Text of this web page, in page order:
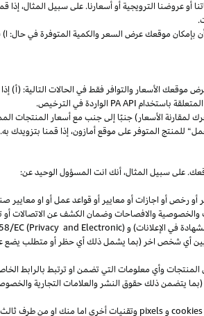
أوعروضنا الترويجيةأوأسعارنا.علىسبيل المثال،إذا
.
موقعك عرض السعر والكمية المتوفرة في حال: ا)
الأسعار والتوافر فقط في الحالات التالية: (أ) إذا
باستخدام الواردة في الترخيص.
لمقارنة الأسعار)جنبًا إلىجنب معأسعار المنتجات
“ للمنتج المتوفر على موقعأمازون، إذا قمنا بتزويدك به.
على سبيل المثال،أنك انت المسؤول الوحيد عن:
رخص أو اجازات أو معايير أو قواعد عمل أو او معايير
والخصوصيةوالافصاحاتوضمان الكشف عن الاتصالات أو
في الإعلانات) و (EC (Privacy and Electronic
وبين أي شخص اخر (بما يشمل ذلك أي حظر أو متطلب
وأي معلومات التي تضمن او ترتبط بالرابط
يتضمن ذلك حقوق النشر والعلامات التجارية
cookiesوpixels وتقنيات أخرى اما منك او من طرف